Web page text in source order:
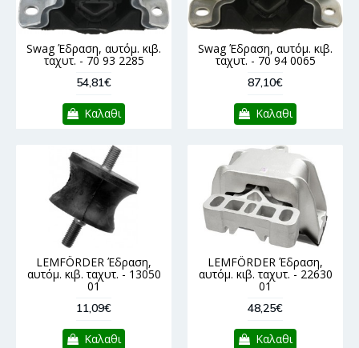
Swag Έδραση, αυτόμ. κιβ.
ταχυτ. - 70 93 2285
54,81€
Καλαθι
Swag Έδραση, αυτόμ. κιβ.
ταχυτ. - 70 94 0065
87,10€
Καλαθι
LEMFÖRDER Έδραση,
αυτόμ. κιβ. ταχυτ. - 13050
01
11,09€
Καλαθι
LEMFÖRDER Έδραση,
αυτόμ. κιβ. ταχυτ. - 22630
01
48,25€
Καλαθι